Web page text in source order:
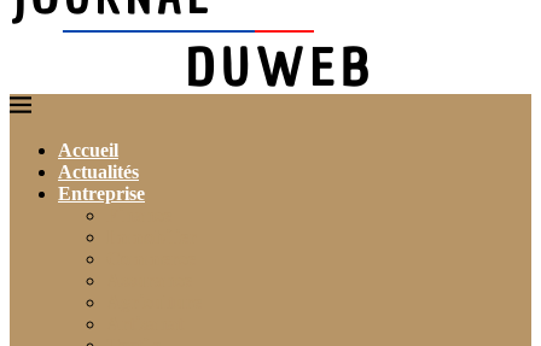
Accueil
Actualités
Entreprise